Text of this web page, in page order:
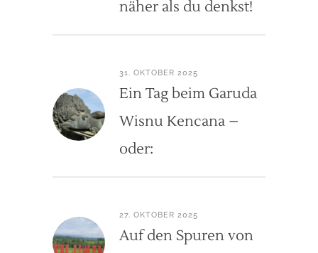
näher als du denkst!
31. OKTOBER 2025
Ein Tag beim Garuda
Wisnu Kencana –
oder:
27. OKTOBER 2025
Auf den Spuren von